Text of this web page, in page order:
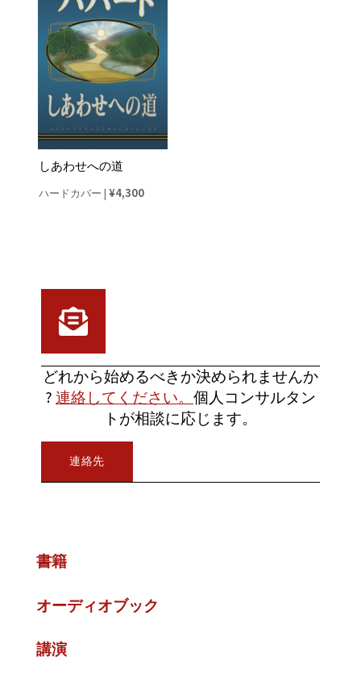
書籍
オーディオブック
講演
しあわせへの道
ハードカバー | ¥4,300
どれから始めるべきか決められませんか
?連絡してください。個人コンサルタン
トが相談に応じます。
連絡先